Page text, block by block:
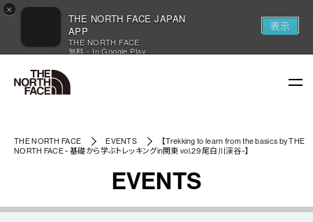
×
THE NORTH FACE JAPAN
APP
THE NORTH FACE
無料 - In Google Play
表示
THE NORTH FACE EVENTS
【Trekking to learn from the basics by THE
NORTH FACE ~ 基礎から学ぶトレッキングin関東 vol.29 尾白川渓谷~】
EVENTS